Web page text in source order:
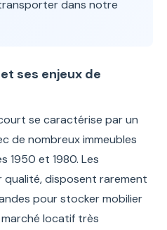
dans notre
ses enjeux de
se caractérise par un
de nombreux immeubles
1950 et 1980. Les
qualité, disposent rarement
pour stocker mobilier
marché locatif très